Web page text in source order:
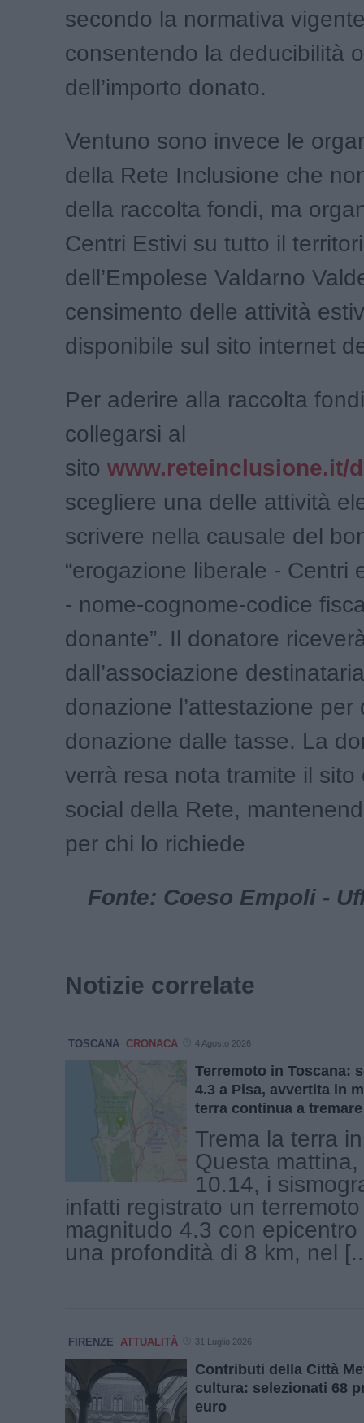
secondo la normativa
consentendo la deducibilità
dell’importo donato.
Ventuno sono invece le
della Rete Inclusione che
della raccolta fondi, ma
Centri Estivi su tutto il
dell’Empolese Valdarno
censimento delle attività
disponibile sul sito internet
Per aderire alla raccolta
collegarsi al
sito www.reteinclusione.it/
scegliere una delle attività
scrivere nella causale del
“erogazione liberale - Centri
- nome-cognome-codice
donante”. Il donatore
dall’associazione
donazione l’attestazione per
donazione dalle tasse. La
verrà resa nota tramite il sito
social della Rete,
per chi lo richiede
Fonte: Coeso Empoli -
Notizie correlate
TOSCANA CRONACA 4 Agosto 2026
Terremoto in Toscana:
4.3 a Pisa, avvertita in
terra continua a tremare
Trema la terra
Questa
10.14, i
infatti registrato un
magnitudo 4.3 con
una profondità di 8 km, nel
FIRENZE ATTUALITÀ 31 Luglio 2026
Contributi della Città
cultura: selezionati 68
euro